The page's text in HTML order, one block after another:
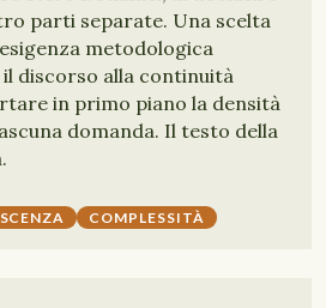
parti separate. Una scelta
metodologica
discorso alla continuità
in primo piano la densità
domanda. Il testo della
COMPLESSITÀ